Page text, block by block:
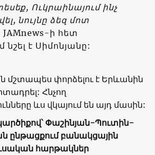
Ուկրաինայում ինչ
նույնը ձեզ մոտ
JAMnews-ի հետ
նշել է Սիմոնյանը:
մշտապես փորձելու է Երևանին
Հնչող
ևս վկայում են այդ մասին:
Փաշինյան-Պուտին-
ընթացքում բանակցային
հարթակներ